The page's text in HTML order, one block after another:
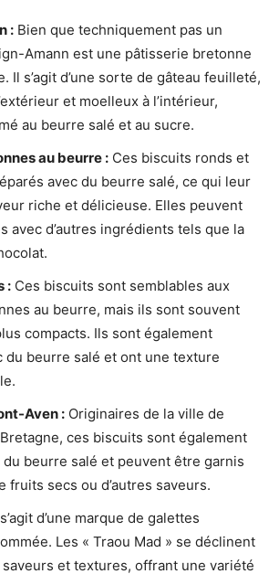
: Bien que techniquement pas un
Amann est une pâtisserie bretonne
Il s’agit d’une sorte de gâteau feuilleté,
et moelleux à l’intérieur,
au beurre salé et au sucre.
au beurre : Ces biscuits ronds et
avec du beurre salé, ce qui leur
riche et délicieuse. Elles peuvent
avec d’autres ingrédients tels que la
: Ces biscuits sont semblables aux
au beurre, mais ils sont souvent
compacts. Ils sont également
du beurre salé et ont une texture
Aven : Originaires de la ville de
ces biscuits sont également
du beurre salé et peuvent être garnis
fruits secs ou d’autres saveurs.
d’une marque de galettes
Les « Traou Mad » se déclinent
et textures, offrant une variété